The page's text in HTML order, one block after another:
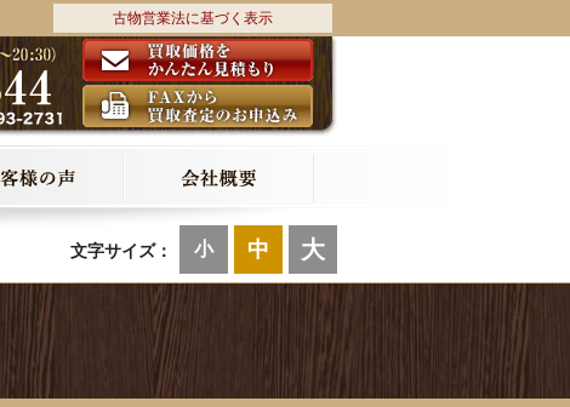
古物営業法に基づく表示
文字サイズ： 小 中 大